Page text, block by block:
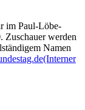
im Paul-Löbe-
Zuschauer werden
Namen
(Interner